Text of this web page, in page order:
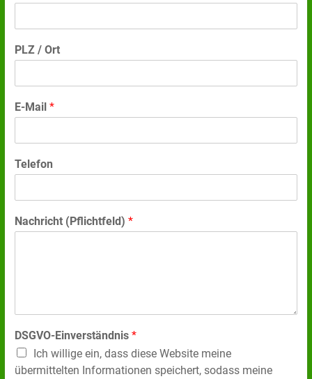
PLZ / Ort
E-Mail *
Telefon
Nachricht (Pflichtfeld) *
DSGVO-Einverständnis *
Ich willige ein, dass diese Website meine
übermittelten Informationen speichert, sodass meine